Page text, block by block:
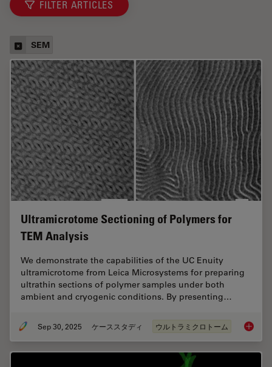
FILTER ARTICLES
SEM
Ultramicrotome Sectioning of Polymers for
TEM Analysis
We demonstrate the capabilities of the UC Enuity
ultramicrotome from Leica Microsystems for preparing
ultrathin sections of polymer samples under both
ambient and cryogenic conditions. By presenting…
Sep 30, 2025 ケーススタディ ウルトラミクロトーム